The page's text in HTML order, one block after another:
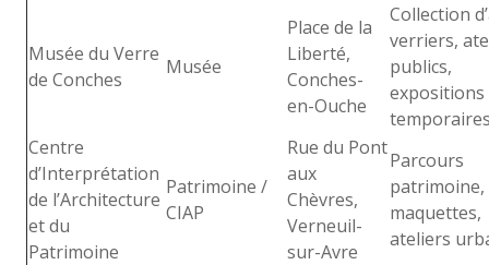
Musée du Verre
de Conches
Musée
Place de la
Liberté,
Conches-
en-Ouche
Collection
verriers,
publics,
expositions
Centre
d’Interprétation
de l’Architecture
et du
Patrimoine
Patrimoine /
CIAP
Rue du Pont
aux
Chèvres,
Verneuil-
sur-Avre
Parcours
patrimoine,
maquettes,
ateliers